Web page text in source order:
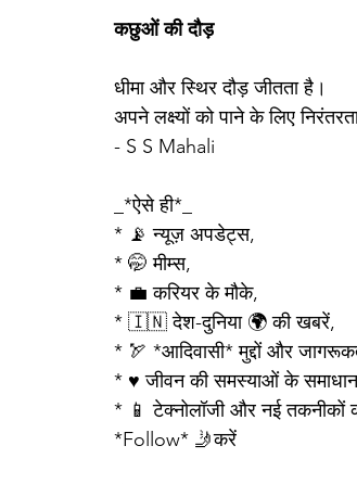
कछुओं की दौड़
धीमा और स्थिर दौड़ जीतता है।
अपने लक्ष्यों को पाने के लिए
- S S Mahali
_*ऐसे ही*_
* 📡 न्यूज़ अपडेट्स,
* 🤭 मीम्स,
* 💼 करियर के मौके,
* 🇮🇳 देश-दुनिया 🌍 की खबरें,
* 🏹 *आदिवासी* मुद्दों और
* ♥️ जीवन की समस्याओं के
* 📱 टेक्नोलॉजी और नई तकनीकों
*Follow* 🤳करें